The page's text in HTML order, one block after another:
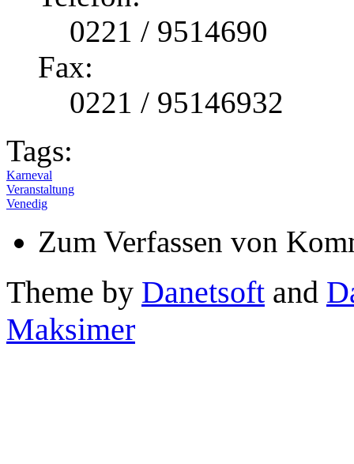
0221 / 9514690
Fax:
0221 / 95146932
Tags:
Karneval
Veranstaltung
Venedig
Zum Verfassen von
Theme by Danetsoft and
Maksimer